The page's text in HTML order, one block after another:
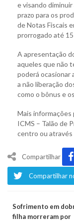
e visando
prazo para os
de Notas Fiscais
prorrogado até
A apresentação
aqueles que não
poderá ocasionar
a não liberação
como o bônus e
Mais informações
ICMS – Talão de
centro ou
Compartilhar
Compartilhar
Sofrimento em
filha morreram por